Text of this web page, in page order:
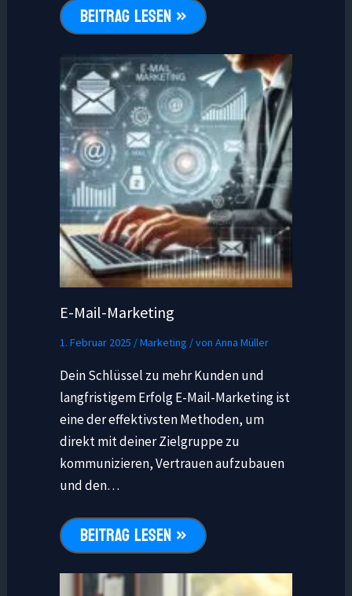
BEITRAG LESEN »
E-Mail-Marketing
1. Februar 2025 /Marketing / von Anna Müller
Dein Schlüssel zu mehr Kunden und
langfristigem Erfolg E-Mail-Marketing ist
eine der effektivsten Methoden, um
direkt mit deiner Zielgruppe zu
kommunizieren, Vertrauen aufzubauen
und den…
BEITRAG LESEN »